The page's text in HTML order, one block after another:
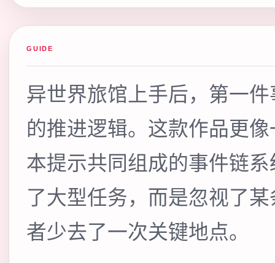
GUIDE
异世界旅馆上手后，第一
的推进逻辑。这款作品更
本提示共同组成的事件链
了大型任务，而是忽视了
者少去了一次关键地点。